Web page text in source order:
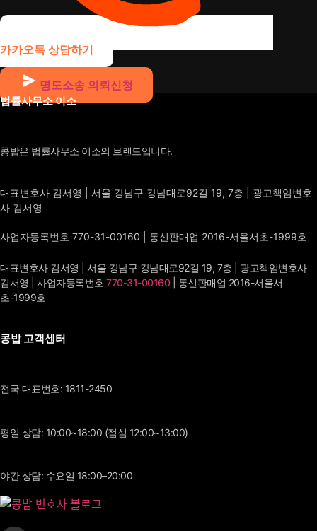
카카오톡 상담하기
명도소송 의뢰신청
법률사무소 이소
콩밥은 법률사무소 이소의 브랜드입니다.
대표변호사 김서영 | 서울 강남구 강남대로92길 19, 7층 | 광고책임변호
사 김서영
사업자등록번호 770-31-00160 | 통신판매업 2016-서울서초-1999호
대표변호사 김서영 | 서울 강남구 강남대로92길 19, 7층 | 광고책임변호사
김서영 | 사업자등록번호 770-31-00160| 통신판매업 2016-서울서
초-1999호
콩밥 고객센터
전국 대표번호: 1811-2450
평일 상담: 10:00~18:00 (점심 12:00~13:00)
야간 상담: 수요일 18:00–20:00